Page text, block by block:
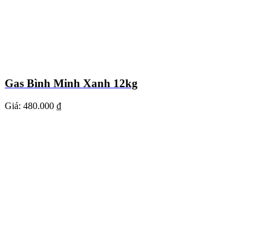
Gas Bình Minh Xanh 12kg
Giá: 480.000 ₫